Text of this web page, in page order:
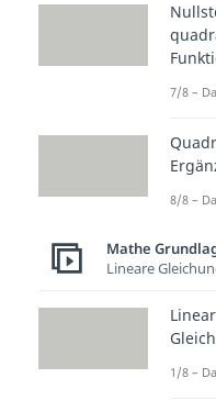
so ist
7/8 –
8/8 –
Mathe
Lineare
1/8 –